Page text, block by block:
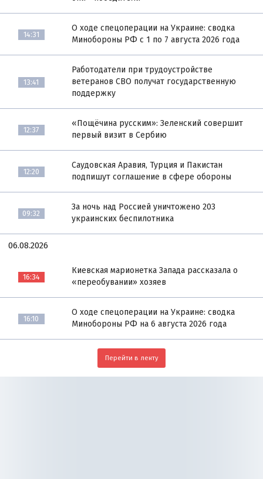
14:31
О ходе спецоперации на Украине: сводка
Минобороны РФ с 1 по 7 августа 2026 года
13:41
Работодатели при трудоустройстве
ветеранов СВО получат государственную
поддержку
12:37
«Пощёчина русским»: Зеленский совершит
первый визит в Сербию
12:20
Саудовская Аравия, Турция и Пакистан
подпишут соглашение в сфере обороны
09:32
За ночь над Россией уничтожено 203
украинских беспилотника
06.08.2026
16:34
Киевская марионетка Запада рассказала о
«переобувании» хозяев
16:10
О ходе спецоперации на Украине: сводка
Минобороны РФ на 6 августа 2026 года
Перейти в ленту